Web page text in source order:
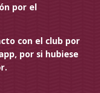
por el
con el club por
por si hubiese